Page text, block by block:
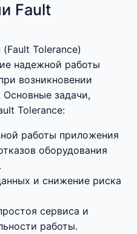
Fault
Tolerance)
надежной работы
возникновении
Основные задачи,
Tolerance:
работы приложения
оборудования
и снижение риска
сервиса и
работы.